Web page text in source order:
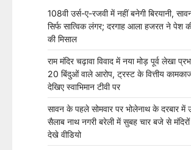
108वी उर्स-ए-रजवी में नहीं बनेगी बिरयानी,
सिर्फ सात्विक लंगर; दरगाह आला हजरत ने पेश
की मिसाल
राम मंदिर चढ़ावा विवाद में नया मोड़ पूर्व लेखा
20 बिंदुओं वाले आरोप, ट्रस्ट के वित्तीय
देखिए स्वाभिमान टीवी पर
सावन के पहले सोमवार पर भोलेनाथ के दरबार में
सैलाब नाथ नगरी बरेली में सुबह चार बजे से
देखे वीडियो